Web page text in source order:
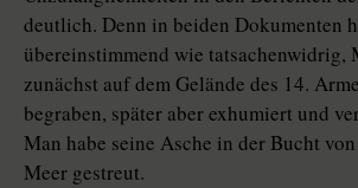
deutlich. Denn in beiden Dokumenten
übereinstimmend wie tatsachenwidrig,
zunächst auf dem Gelände des 14.
begraben, später aber exhumiert und
Man habe seine Asche in der Bucht
Meer gestreut.